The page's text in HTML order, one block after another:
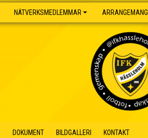
NÄTVERKSMEDLEMMAR ARRANGEMANG
DOKUMENT BILDGALLERI KONTAKT